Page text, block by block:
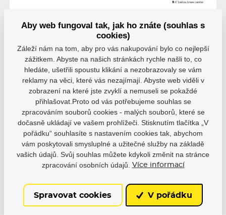
Hodnocení
Hodnocení pochází od ověřených uživatelů. Hodnotit
produkty mohou pouze registrovaní uživatelé, kteří si
produkt reálně zakoupili.
0 hodnocení 0 uživatelů doporučuje
Aby web fungoval tak, jak ho znáte (souhlas s
cookies)
Záleží nám na tom, aby pro vás nakupování bylo co nejlepší
zážitkem. Abyste na našich stránkách rychle našli to, co
hledáte, ušetřili spoustu klikání a nezobrazovaly se vám
reklamy na věci, které vás nezajímají. Abyste web viděli v
zobrazení na které jste zvyklí a nemuseli se pokaždé
přihlašovat.Proto od vás potřebujeme souhlas se
zpracováním souborů cookies - malých souborů, které se
dočasně ukládají ve vašem prohlížeči. Stisknutím tlačítka „V
pořádku“ souhlasíte s nastavením cookies tak, abychom
vám poskytovali smysluplné a užitečné služby na základě
vašich údajů. Svůj souhlas můžete kdykoli změnit na stránce
zpracování osobních údajů.
Více informací
Spravovat cookies V pořádku